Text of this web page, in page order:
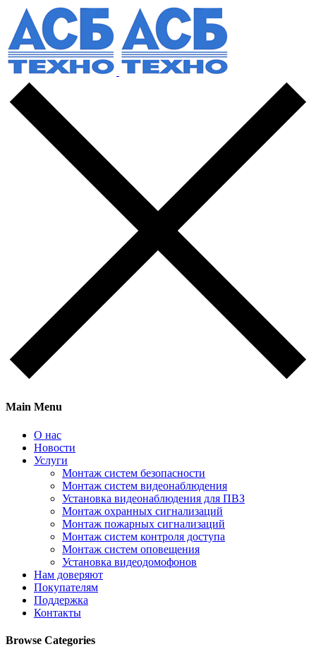
Main Menu
О нас
Новости
Услуги
Монтаж систем безопасности
Монтаж систем видеонаблюдения
Установка видеонаблюдения для ПВЗ
Монтаж охранных сигнализаций
Монтаж пожарных сигнализаций
Монтаж систем контроля доступа
Монтаж систем оповещения
Установка видеодомофонов
Нам доверяют
Покупателям
Поддержка
Контакты
Browse Categories